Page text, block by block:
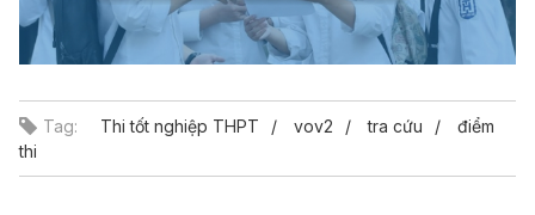
Tag: Thi tốt nghiệp THPT vov2 tra cứu
điểm
thi